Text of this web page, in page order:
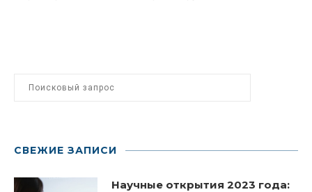
СВЕЖИЕ ЗАПИСИ
Научные открытия 2023 года: